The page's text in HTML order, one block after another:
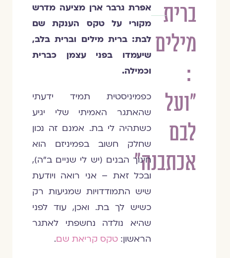
ברית
מילים
:
"ועל
לבם
אכתבנה"
אפרת
גרבר-ארן
אפרת גרבר ארן מציעה מדרש
מקורי על טקס הענקת שם
לבת: ברית מילים וברית בלב,
שיעמדו בפני עצמן כברית
וכמילה.
כפמיניסטית תמיד ידעתי
שהאתגר האמיתי שלי יגיע
כשתהיה לי בת. אמנם זה נכון
שחלק חשוב בפמיניזם הוא
חינוך הבנים (יש לי שניים ב"ה),
ובכל זאת – אני רואה ויודעת
שיש התמודדויות שמגיעות רק
כשיש לך בת. ואכן, עוד לפני
שהיא נולדה נחשפתי לאתגר
הראשון: טקס קריאת שם.